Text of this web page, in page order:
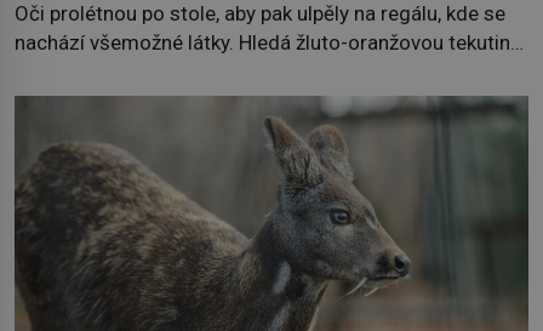
Oči prolétnou po stole, aby pak ulpěly na regálu, kde se
nachází všemožné látky. Hledá žluto-oranžovou tekutinu,
plán dokončit. Pod termínem aqua regia se skrývá
směs s názvem lučavka královská. Svůj přídomek nemá
pro nic za nic, […]